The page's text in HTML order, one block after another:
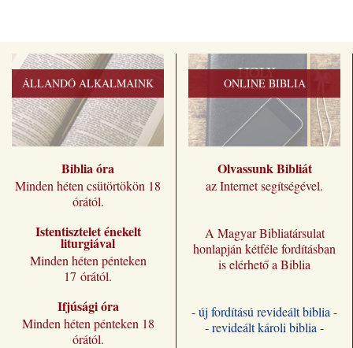
ÁLLANDÓ ALKALMAINK
Biblia óra
Minden héten csütörtökön 18
órától.
Istentisztelet énekelt
liturgiával
Minden héten pénteken
17 órától.
Ifjúsági óra
Minden héten pénteken 18
órától.
ONLINE BIBLIA
Olvassunk Bibliát
az Internet segítségével.
A Magyar Bibliatársulat
honlapján kétféle fordításban
is elérhető a Biblia
- új fordítású revideált biblia -
- revideált károli biblia -